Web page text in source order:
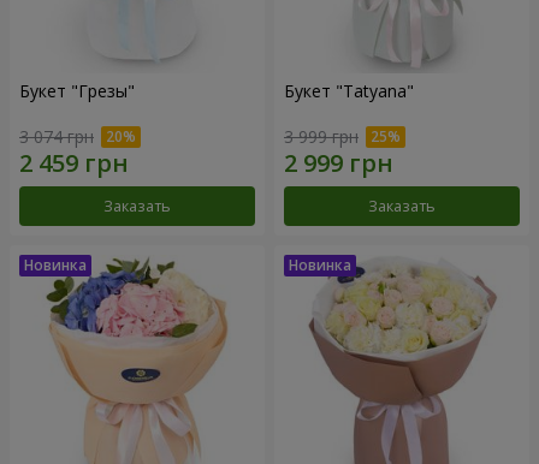
Букет "Грезы"
3 074 грн
Заказать
Букет "Tatyana"
3 999 грн
Заказать